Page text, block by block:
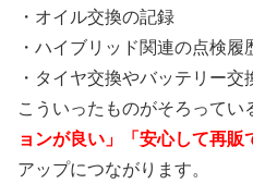
・オイル交換の記録
・ハイブリッド関連の点検履
・タイヤ交換やバッテリー交
こういったものがそろってい
ョンが良い」「安心して再販
アップにつながります。